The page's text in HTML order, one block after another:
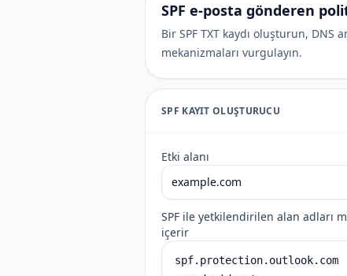
SPF e-posta gönderen
Bir SPF TXT kaydı oluşturun, DNS
mekanizmaları vurgulayın.
SPF KAYIT OLUŞTURUCU
Etki alanı
SPF ile yetkilendirilen alan adları
içerir